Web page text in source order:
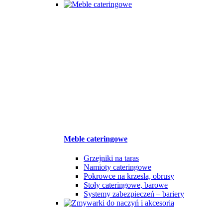
Meble cateringowe
Grzejniki na taras
Namioty cateringowe
Pokrowce na krzesła, obrusy
Stoły cateringowe, barowe
Systemy zabezpieczeń – bariery